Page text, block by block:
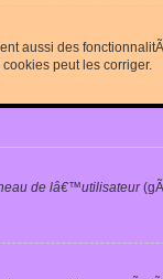
aussi des
peut les corriger.
de lâ€™utilisateur